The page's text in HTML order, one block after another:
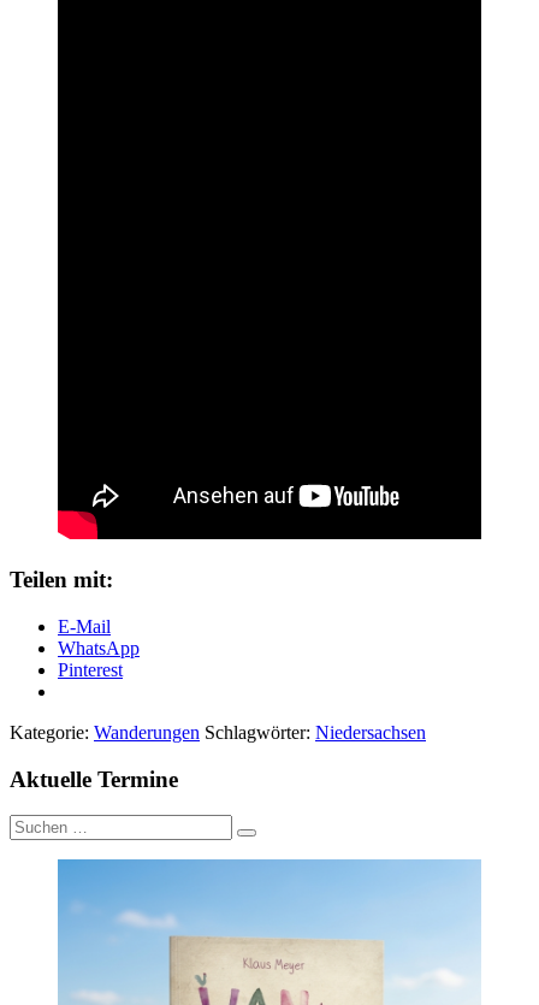
Teilen mit:
E-Mail
WhatsApp
Pinterest
Kategorie: Wanderungen Schlagwörter: Niedersachsen
Aktuelle Termine
Suche
nach: